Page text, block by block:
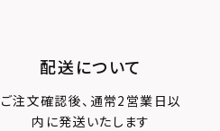
配送について
ご注文確認後、通常2営業日以
内に発送いたします